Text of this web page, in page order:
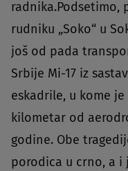
radnika.Podsetimo,
rudniku „Soko“ u
još od pada
Srbije Mi-17 iz
eskadrile, u kome
kilometar od
godine. Obe
porodica u crno, a i